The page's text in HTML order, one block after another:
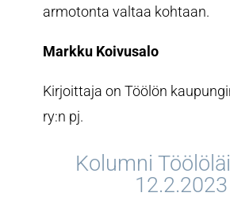
armotonta valtaa kohtaan.
Markku Koivusalo
Kirjoittaja on Töölön
ry:n pj.
Kolumni
12.2.2023